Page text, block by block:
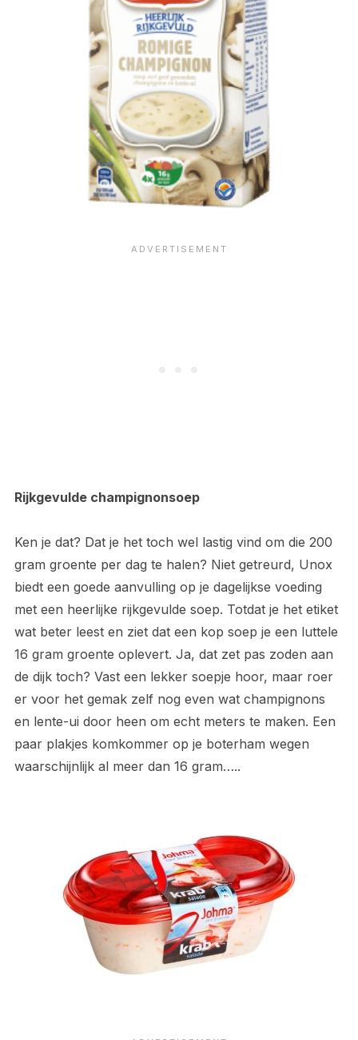
Rijkgevulde champignonsoep
Ken je dat? Dat je het toch wel lastig vind om die 200
gram groente per dag te halen? Niet getreurd, Unox
biedt een goede aanvulling op je dagelijkse voeding
met een heerlijke rijkgevulde soep. Totdat je het etiket
wat beter leest en ziet dat een kop soep je een luttele
16 gram groente oplevert. Ja, dat zet pas zoden aan
de dijk toch? Vast een lekker soepje hoor, maar roer
er voor het gemak zelf nog even wat champignons
en lente-ui door heen om echt meters te maken. Een
paar plakjes komkommer op je boterham wegen
waarschijnlijk al meer dan 16 gram…..